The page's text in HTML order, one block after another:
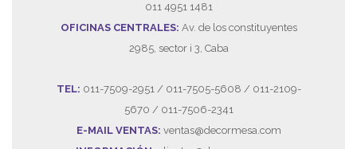
011 4951 1481
OFICINAS CENTRALES: Av. de los constituyentes
2985, sector i 3, Caba
TEL: 011-7509-2951 / 011-7505-5608 / 011-2109-
5670 / 011-7506-2341
E-MAIL VENTAS: ventas@decormesa.com